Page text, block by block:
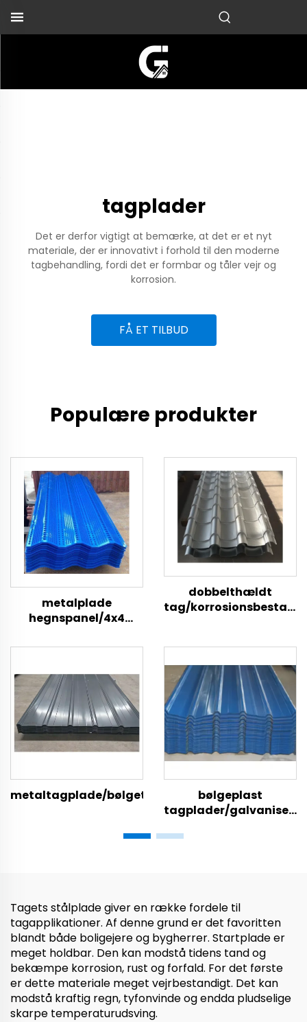
tagplader
Det er derfor vigtigt at bemærke, at det er et nyt
materiale, der er innovativt i forhold til den moderne
tagbehandling, fordi det er formbar og tåler vejr og
korrosion.
FÅ ET TILBUD
Populære produkter
metalplade
hegnspanel/4x4
trådnet paneler/anti
dobbelthældt
tag/
glaserede tegl
metaltagplade/bølgetagplade/tagplade
bølgeplast
tagplader/galvaniseret
metal tagplader
Tagets stålplade giver en række fordele til
tagapplikationer. Af denne grund er det favoritten
blandt både boligejere og bygherrer. Startplade er
meget holdbar. Den kan modstå tidens tand og
bekæmpe korrosion, rust og forfald. For det første
er dette materiale meget vejrbestandigt. Det kan
modstå kraftig regn, tyfonvinde og endda pludselige
skarpe temperaturudsving.